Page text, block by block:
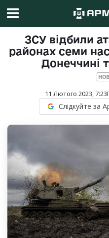
ЗСУ відбили
районах семи
Донеччині
11 Лютого 2023, 7:23
Слідкуйте за